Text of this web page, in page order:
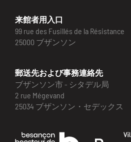
来館者用入口
99 rue des Fusillés de la Résistance
25000 ブザンソン
郵送先および事務連絡先
ブザンソン市 - シタデル局
2 rue Mégevand
25034 ブザンソン・セデックス